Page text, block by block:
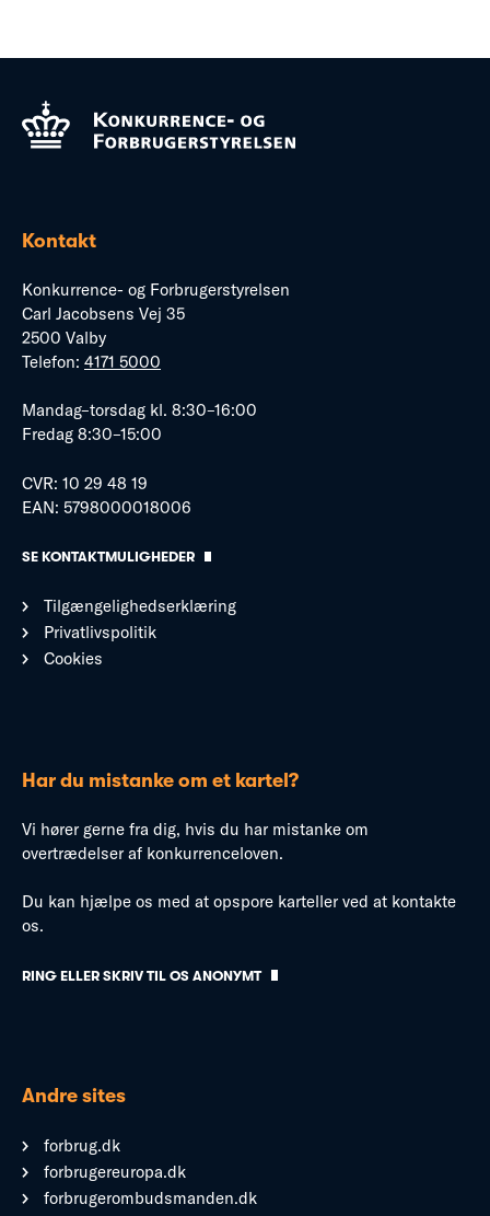
Kontakt
Konkurrence- og Forbrugerstyrelsen
Carl Jacobsens Vej 35
2500 Valby
Telefon: 4171 5000
Mandag–torsdag kl. 8:30–16:00
Fredag 8:30–15:00
CVR: 10 29 48 19
EAN: 5798000018006
SE KONTAKTMULIGHEDER
Tilgængelighedserklæring
Privatlivspolitik
Cookies
Har du mistanke om et kartel?
Vi hører gerne fra dig, hvis du har mistanke om
overtrædelser af konkurrenceloven.
Du kan hjælpe os med at opspore karteller ved at kontakte
os.
RING ELLER SKRIV TIL OS ANONYMT
Andre sites
forbrug.dk
forbrugereuropa.dk
forbrugerombudsmanden.dk